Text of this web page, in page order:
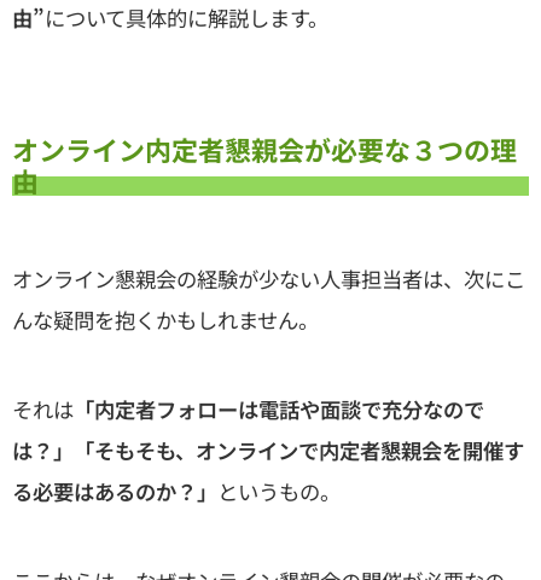
由”について具体的に解説します。
オンライン内定者懇親会が必要な３つの理
由
オンライン懇親会の経験が少ない人事担当者は、次にこ
んな疑問を抱くかもしれません。
それは 「内定者フォローは電話や面談で充分なので
は？」「そもそも、オンラインで内定者懇親会を開催す
る必要はあるのか？」 というもの。